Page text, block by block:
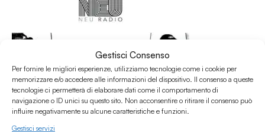
Gestisci Consenso
Per fornire le migliori esperienze, utilizziamo tecnologie come i cookie per
memorizzare e/o accedere alle informazioni del dispositivo. Il consenso a queste
tecnologie ci permetterà di elaborare dati come il comportamento di
navigazione o ID unici su questo sito. Non acconsentire o ritirare il consenso può
influire negativamente su alcune caratteristiche e funzioni.
Gestisci servizi